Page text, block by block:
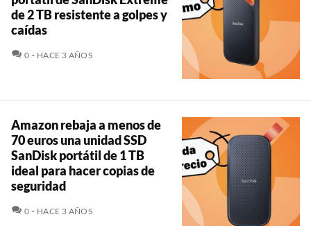
de 2 TB resistente a golpes y
caídas
0 COMENTARIOS
HACE 3 AÑOS
Amazon rebaja a menos de
70 euros una unidad SSD
SanDisk portátil de 1 TB
ideal para hacer copias de
seguridad
0 COMENTARIOS
HACE 3 AÑOS